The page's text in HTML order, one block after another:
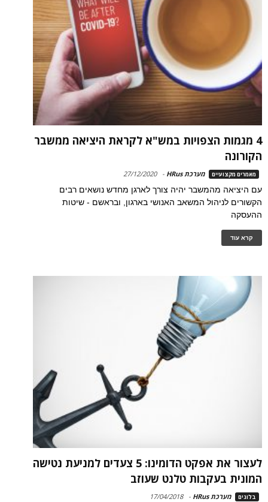
4 מגמות הצפויות במש"א לקראת היציאה ממשבר
הקורונה
מאמרים מקצועיים מערכת HRus -
27/12/2020
עם היציאה מהמשבר יהיה צורך לארגן מחדש נושאים רבים
הקשורים לניהול המשאב האנושי בארגון, ובראשם - שיטות
ההעסקה
קרא עוד
לעצור את אפקט הדומינו: 5 צעדים למניעת נטישה
המונית בעקבות טלנט שעוזב
בלוגים מערכת HRus -
17/04/2018